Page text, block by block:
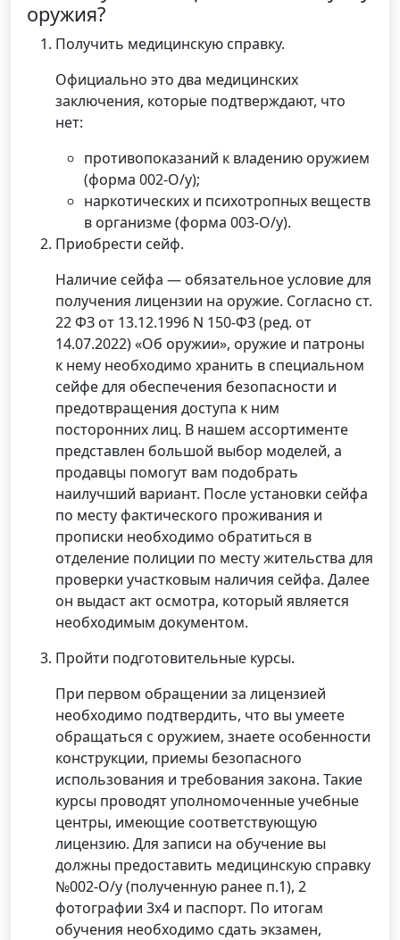
оружия?
Получить медицинскую справку.
Официально это два медицинских
заключения, которые подтверждают, что
нет:
противопоказаний к владению оружием
(форма 002-О/у);
наркотических и психотропных веществ
в организме (форма 003-О/у).
Приобрести сейф.
Наличие сейфа — обязательное условие для
получения лицензии на оружие. Согласно ст.
22 ФЗ от 13.12.1996 N 150-ФЗ (ред. от
14.07.2022) «Об оружии», оружие и патроны
к нему необходимо хранить в специальном
сейфе для обеспечения безопасности и
предотвращения доступа к ним
посторонних лиц. В нашем ассортименте
представлен большой выбор моделей, а
продавцы помогут вам подобрать
наилучший вариант. После установки сейфа
по месту фактического проживания и
прописки необходимо обратиться в
отделение полиции по месту жительства для
проверки участковым наличия сейфа. Далее
он выдаст акт осмотра, который является
необходимым документом.
Пройти подготовительные курсы.
При первом обращении за лицензией
необходимо подтвердить, что вы умеете
обращаться с оружием, знаете особенности
конструкции, приемы безопасного
использования и требования закона. Такие
курсы проводят уполномоченные учебные
центры, имеющие соответствующую
лицензию. Для записи на обучение вы
должны предоставить медицинскую справку
№002-О/у (полученную ранее п.1), 2
фотографии 3х4 и паспорт. По итогам
обучения необходимо сдать экзамен,